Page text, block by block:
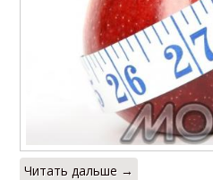
Читать дальше →